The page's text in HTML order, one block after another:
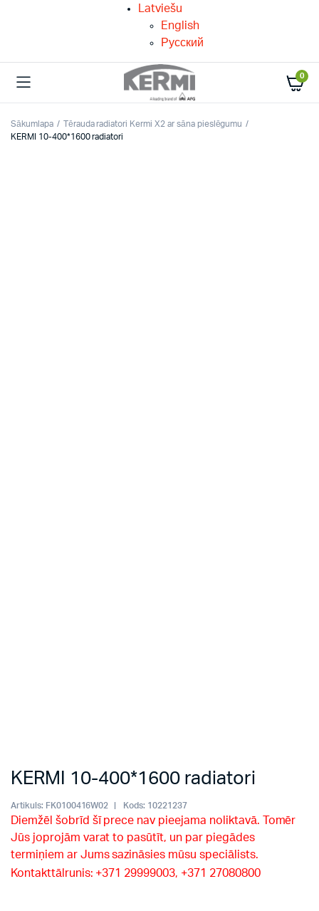
Latviešu
English
Русский
0
Sākumlapa
Tērauda radiatori Kermi X2 ar sāna pieslēgumu
KERMI 10-400*1600 radiatori
KERMI 10-400*1600 radiatori
Artikuls: FK0100416W02 Kods: 10221237
Diemžēl šobrīd šī prece nav pieejama noliktavā. Tomēr
Jūs joprojām varat to pasūtīt, un par piegādes
termiņiem ar Jums sazināsies mūsu speciālists.
Kontakttālrunis: +371 29999003, +371 27080800